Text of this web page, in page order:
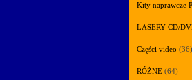
Kity naprawcze
LASERY CD/
Części video (36)
RÓŻNE (64)